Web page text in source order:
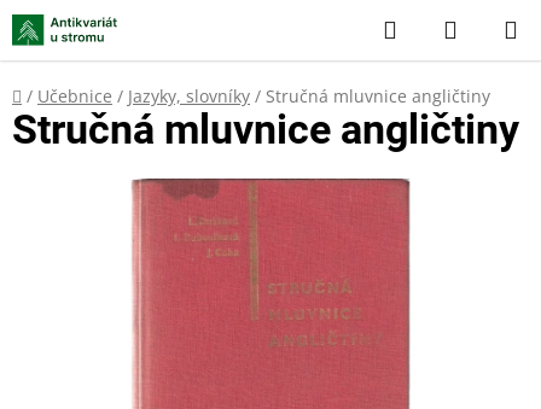
Přejít
na
obsah
Hledat
KOŠÍK
Domů
/ Učebnice / Jazyky, slovníky / Stručná mluvnice angličtiny
Stručná mluvnice angličtiny